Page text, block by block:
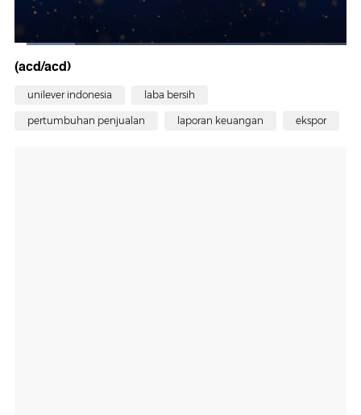
(acd/acd)
unilever indonesia laba bersih
pertumbuhan penjualan laporan keuangan ekspor